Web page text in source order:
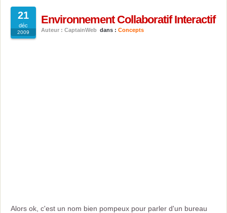
21
déc
2009
Environnement Collaboratif Interactif
Auteur : CaptainWeb dans : Concepts
Alors ok, c'est un nom bien pompeux pour parler d'un bureau